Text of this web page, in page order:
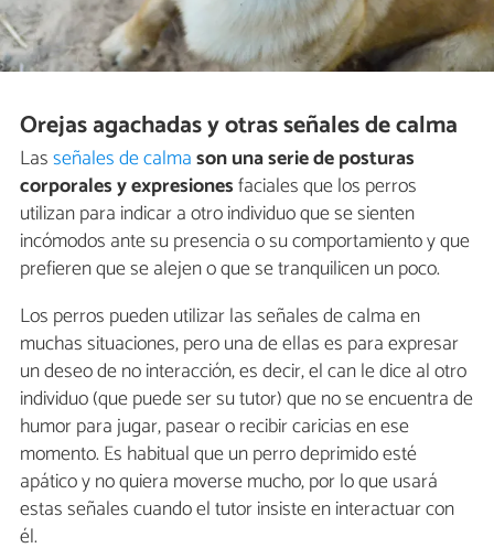
Orejas agachadas y otras señales de calma
Lasseñales de calmason una serie de posturas
corporales y expresionesfaciales que los perros
utilizan para indicar a otro individuo que se sienten
incómodos ante su presencia o su comportamiento y que
prefieren que se alejen o que se tranquilicen un poco.
Los perros pueden utilizar las señales de calma en
muchas situaciones, pero una de ellas es para expresar
un deseo de no interacción, es decir, el can le dice al otro
individuo (que puede ser su tutor) que no se encuentra de
humor para jugar, pasear o recibir caricias en ese
momento. Es habitual que un perro deprimido esté
apático y no quiera moverse mucho, por lo que usará
estas señales cuando el tutor insiste en interactuar con
él.